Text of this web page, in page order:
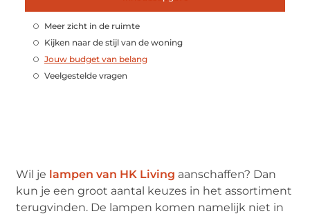
Meer zicht in de ruimte
Kijken naar de stijl van de woning
Jouw budget van belang
Veelgestelde vragen
Wil je lampen van HK Living aanschaffen? Dan
kun je een groot aantal keuzes in het assortiment
terugvinden. De lampen komen namelijk niet in